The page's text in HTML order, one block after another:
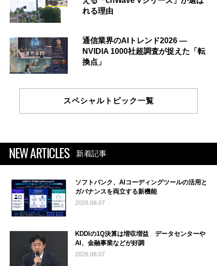
れる理由
通信業界のAIトレンド2026 ―
NVIDIA 1000社超調査が捉えた「転
換点」
スペシャルトピック一覧
NEW ARTICLES 新着記事
ソフトバンク、AIコーディングツールの活用と
ガバナンスを両立する新機能
2026.08.07
KDDIの1Q決算は増収増益 データセンターや
AI、金融事業などが好調
2026.08.07